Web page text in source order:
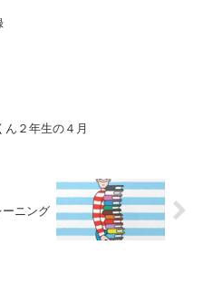
ん２年生の４月
ニング